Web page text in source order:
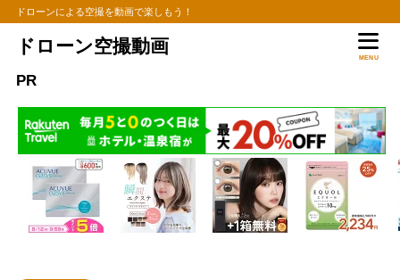
ドローンによる空撮を動画で楽しもう！
ドローン空撮動画
MENU
PR